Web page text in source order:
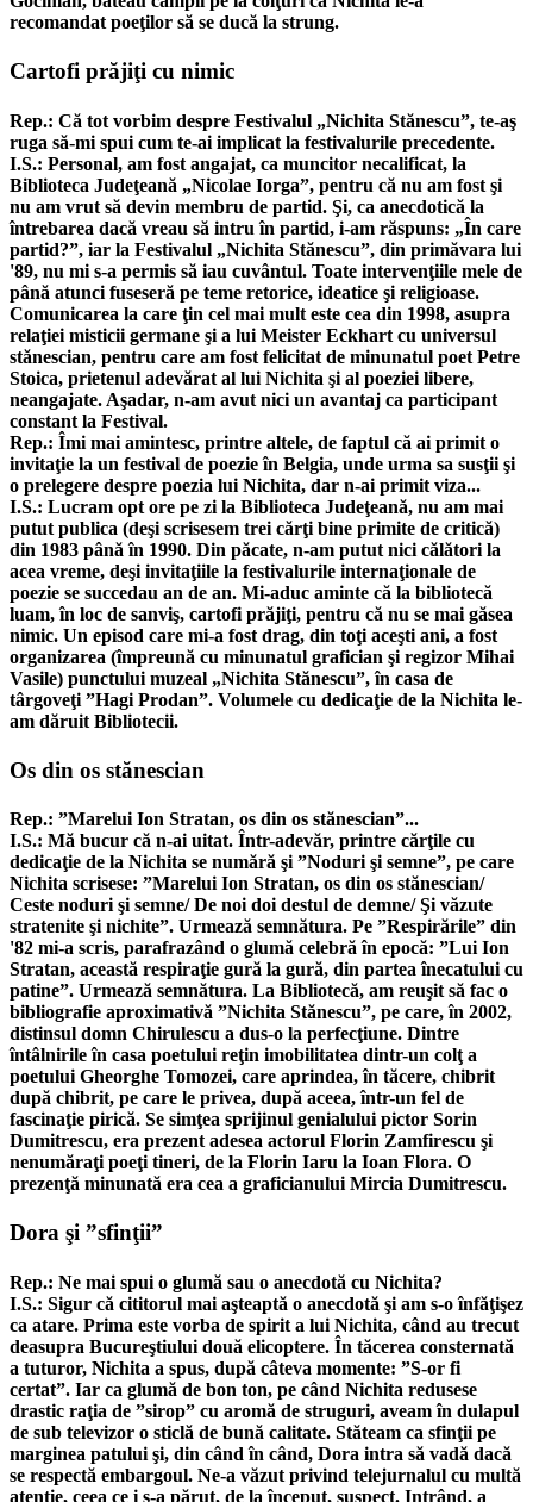
recomandat poeţilor să se ducă la strung.
Cartofi prăjiţi cu nimic
Rep.: Că tot vorbim despre Festivalul „Nichita Stănescu”, te-aş
ruga să-mi spui cum te-ai implicat la festivalurile precedente.
I.S.: Personal, am fost angajat, ca muncitor necalificat, la
Biblioteca Judeţeană „Nicolae Iorga”, pentru că nu am fost şi
nu am vrut să devin membru de partid. Şi, ca anecdotică la
întrebarea dacă vreau să intru în partid, i-am răspuns: „În care
partid?”, iar la Festivalul „Nichita Stănescu”, din primăvara lui
'89, nu mi s-a permis să iau cuvântul. Toate intervenţiile mele de
până atunci fuseseră pe teme retorice, ideatice şi religioase.
Comunicarea la care ţin cel mai mult este cea din 1998, asupra
relaţiei misticii germane şi a lui Meister Eckhart cu universul
stănescian, pentru care am fost felicitat de minunatul poet Petre
Stoica, prietenul adevărat al lui Nichita şi al poeziei libere,
neangajate. Aşadar, n-am avut nici un avantaj ca participant
constant la Festival.
Rep.: Îmi mai amintesc, printre altele, de faptul că ai primit o
invitaţie la un festival de poezie în Belgia, unde urma sa susţii şi
o prelegere despre poezia lui Nichita, dar n-ai primit viza...
I.S.: Lucram opt ore pe zi la Biblioteca Judeţeană, nu am mai
putut publica (deşi scrisesem trei cărţi bine primite de critică)
din 1983 până în 1990. Din păcate, n-am putut nici călători la
acea vreme, deşi invitaţiile la festivalurile internaţionale de
poezie se succedau an de an. Mi-aduc aminte că la bibliotecă
luam, în loc de sanviş, cartofi prăjiţi, pentru că nu se mai găsea
nimic. Un episod care mi-a fost drag, din toţi aceşti ani, a fost
organizarea (împreună cu minunatul grafician şi regizor Mihai
Vasile) punctului muzeal „Nichita Stănescu”, în casa de
târgoveţi ”Hagi Prodan”. Volumele cu dedicaţie de la Nichita le-
am dăruit Bibliotecii.
Os din os stănescian
Rep.: ”Marelui Ion Stratan, os din os stănescian”...
I.S.: Mă bucur că n-ai uitat. Într-adevăr, printre cărţile cu
dedicaţie de la Nichita se numără şi ”Noduri şi semne”, pe care
Nichita scrisese: ”Marelui Ion Stratan, os din os stănescian/
Ceste noduri şi semne/ De noi doi destul de demne/ Şi văzute
stratenite şi nichite”. Urmează semnătura. Pe ”Respirările” din
'82 mi-a scris, parafrazând o glumă celebră în epocă: ”Lui Ion
Stratan, această respiraţie gură la gură, din partea înecatului cu
patine”. Urmează semnătura. La Bibliotecă, am reuşit să fac o
bibliografie aproximativă ”Nichita Stănescu”, pe care, în 2002,
distinsul domn Chirulescu a dus-o la perfecţiune. Dintre
întâlnirile în casa poetului reţin imobilitatea dintr-un colţ a
poetului Gheorghe Tomozei, care aprindea, în tăcere, chibrit
după chibrit, pe care le privea, după aceea, într-un fel de
fascinaţie pirică. Se simţea sprijinul genialului pictor Sorin
Dumitrescu, era prezent adesea actorul Florin Zamfirescu şi
nenumăraţi poeţi tineri, de la Florin Iaru la Ioan Flora. O
prezenţă minunată era cea a graficianului Mircia Dumitrescu.
Dora şi ”sfinţii”
Rep.: Ne mai spui o glumă sau o anecdotă cu Nichita?
I.S.: Sigur că cititorul mai aşteaptă o anecdotă şi am s-o înfăţişez
ca atare. Prima este vorba de spirit a lui Nichita, când au trecut
deasupra Bucureştiului două elicoptere. În tăcerea consternată
a tuturor, Nichita a spus, după câteva momente: ”S-or fi
certat”. Iar ca glumă de bon ton, pe când Nichita redusese
drastic raţia de ”sirop” cu aromă de struguri, aveam în dulapul
de sub televizor o sticlă de bună calitate. Stăteam ca sfinţii pe
marginea patului şi, din când în când, Dora intra să vadă dacă
se respectă embargoul. Ne-a văzut privind telejurnalul cu multă
atenţie, ceea ce i s-a părut, de la început, suspect. Intrând, a